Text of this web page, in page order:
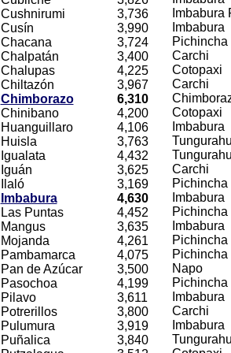
Cushnirumi
Cusín
Chacana
Chalpatán
Chalupas
Chiltazón
Chimborazo
Chinibano
Huanguillaro
Huisla
Igualata
Iguán
Ilaló
Imbabura
Las Puntas
Mangus
Mojanda
Pambamarca
Pan de Azúcar
Pasochoa
Pilavo
Potrerillos
Pulumura
Puñalica
3,736
3,990
3,724
3,400
4,225
3,967
6,310
4,200
4,106
3,763
4,432
3,625
3,169
4,630
4,452
3,635
4,261
4,075
3,500
4,199
3,611
3,800
3,919
3,840
Imbabura
Imbabura
Pichincha
Carchi
Cotopaxi
Carchi
Cotopaxi
Imbabura
Carchi
Pichincha
Imbabura
Pichincha
Imbabura
Pichincha
Pichincha
Napo
Pichincha
Imbabura
Carchi
Imbabura